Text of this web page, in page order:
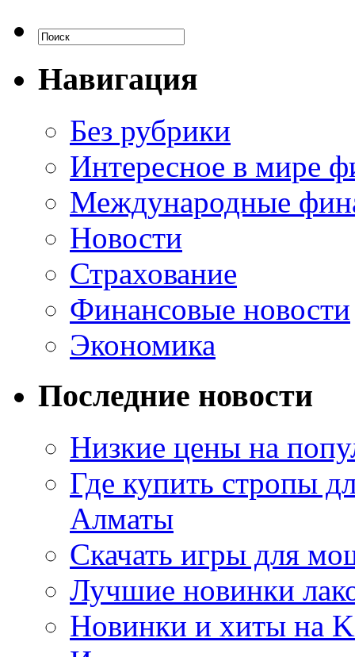
Навигация
Без рубрики
Интересное в мире
Международные
Новости
Страхование
Финансовые новости
Экономика
Последние новости
Низкие цены на
Где купить стропы
Алматы
Скачать игры для
Лучшие новинки
Новинки и хиты на